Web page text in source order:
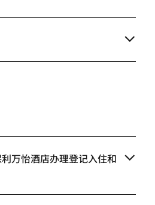
万怡酒店办理登记入住和